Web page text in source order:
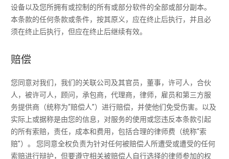
设备以及您所拥有或控制的所有或部分软件的全部或部分副本。
本条款的任何条款或条件，按其原义，应在终止后执行，并且必
须在终止后执行，但应在终止后继续有效。
赔偿
您同意对我们，我们的关联公司及其官员，董事，许可人，合伙
人，被许可人，顾问，承包商，代理商，律师，雇员和第三方服
务提供商（统称为“赔偿人”）进行赔偿，并使他们免受伤害。以及
实际上或据称是由您的信息，对服务的使用或您违反本条款引起
的所有索赔，责任，成本和费用，包括合理的律师费（统称“索
赔”）。 您同意全权负责为针对任何被赔偿人所遭受或遭受的任何
索赔进行辩护，但要遵守相关被赔偿人自行选择的律师参加的权